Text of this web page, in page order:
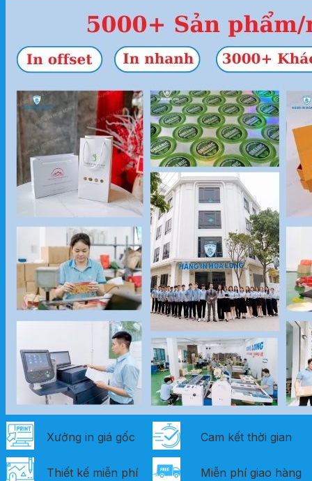
Xưởng in giá gốc Cam kết thời gian
Thiết kế miễn phí
Miễn phí giao hàng